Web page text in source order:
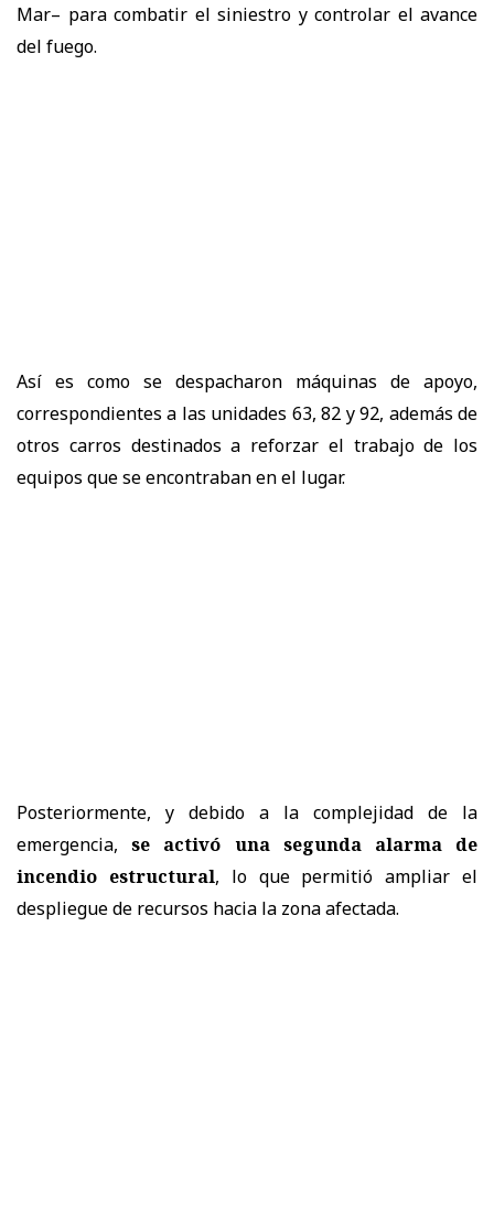
Mar– para combatir el siniestro y controlar el avance
del fuego.
Así es como se despacharon máquinas de apoyo,
correspondientes a las unidades 63, 82 y 92, además de
otros carros destinados a reforzar el trabajo de los
equipos que se encontraban en el lugar.
Posteriormente, y debido a la complejidad de la
emergencia,se activó una segunda alarma de
incendio estructural, lo que permitió ampliar el
despliegue de recursos hacia la zona afectada.